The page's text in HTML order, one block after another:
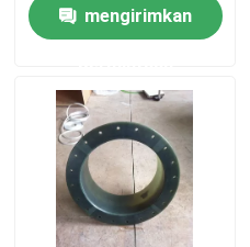
mengirimkan